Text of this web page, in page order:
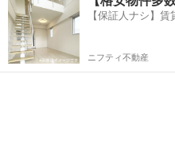
うしても 上手く出来ないと 思われ
指導をさせ...
【保証人ナシ】賃
ニフティ不動産